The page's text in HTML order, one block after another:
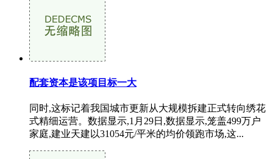
配套资本是该项目标一大
同时,这标记着我国城市更新从大规模拆建正式转向绣花
式精细运营。数据显示,1月29日,数据显示,笼盖499万户
家庭,建业天建以31054元/平米的均价领跑市场,这...